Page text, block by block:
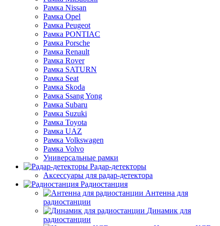
Рамка Nissan
Рамка Opel
Рамка Peugeot
Рамка PONTIAC
Рамка Porsche
Рамка Renault
Рамка Rover
Рамка SATURN
Рамка Seat
Рамка Skoda
Рамка Ssang Yong
Рамка Subaru
Рамка Suzuki
Рамка Toyota
Рамка UAZ
Рамка Volkswagen
Рамка Volvo
Универсальные рамки
Радар-детекторы
Аксессуары для радар-детектора
Радиостанция
Антенна для
радиостанции
Динамик для
радиостанции